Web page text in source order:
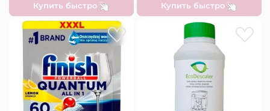
Купить быстро Купить быстро